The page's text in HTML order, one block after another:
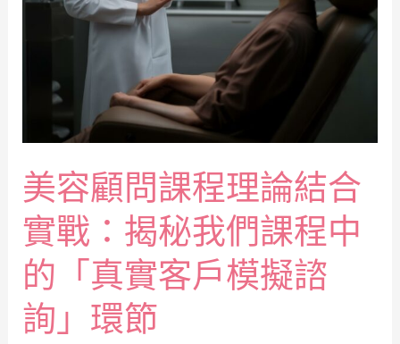
美容顧問課程理論結合
實戰：揭秘我們課程中
的「真實客戶模擬諮
詢」環節